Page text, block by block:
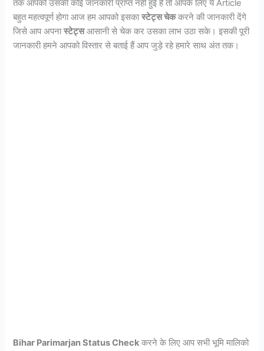
तक आपको उसकी कोई जानकारी प्राप्त नही हुई है तो आपके लिए ये Article
बहुत महत्वपूर्ण होगा आज हम आपको इसकास्टेट्स चेककरने की जानकारी देंगे
जिसे आप अपनास्टेट्सआसानी से चेक कर उसका लाभ उठा सके। इसकी पूरी
जानकारी हमने आपको विस्तार से बताई हैं आप जुड़े रहे हमारे साथ अंत तक।
Bihar Parimarjan Status Check करने के लिए आप सभी भूमि मालिको